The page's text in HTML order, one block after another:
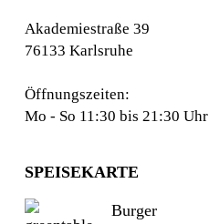
Akademiestraße 39
76133 Karlsruhe
Öffnungszeiten:
Mo - So 11:30 bis 21:30 Uhr
SPEISEKARTE
Burger